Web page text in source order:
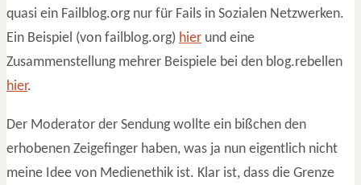
quasi ein Failblog.org nur für Fails in Sozialen Netzwerken.
Ein Beispiel (von failblog.org) hier und eine
Zusammenstellung mehrer Beispiele bei den blog.rebellen
hier.
Der Moderator der Sendung wollte ein bißchen den
erhobenen Zeigefinger haben, was ja nun eigentlich nicht
meine Idee von Medienethik ist. Klar ist, dass die Grenze